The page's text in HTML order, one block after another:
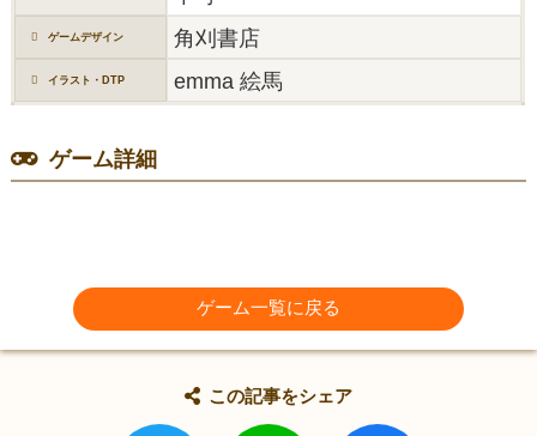
ゲームデザイン 角刈書店
イラスト・DTP emma 絵馬
ゲーム詳細
ゲーム一覧に戻る
この記事をシェア